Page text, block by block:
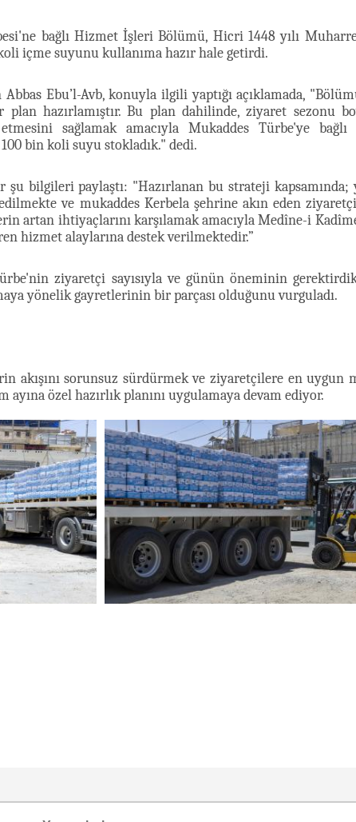
bağlı Hizmet İşleri Bölümü, Hicri 1448 yılı
içme suyunu kullanıma hazır hale getirdi.
Abbas Ebu’l-Avb, konuyla ilgili yaptığı açıklamada,
hazırlamıştır. Bu plan dahilinde, ziyaret sezonu
sağlamak amacıyla Mukaddes Türbe'ye bağlı
bin koli suyu stokladık." dedi.
şu bilgileri paylaştı: "Hazırlanan bu strateji
ve mukaddes Kerbela şehrine akın eden
artan ihtiyaçlarını karşılamak amacıyla Medîne-i
hizmet alaylarına destek verilmektedir.”
ziyaretçi sayısıyla ve günün öneminin
yönelik gayretlerinin bir parçası olduğunu vurguladı.
akışını sorunsuz sürdürmek ve ziyaretçilere en uygun
ayına özel hazırlık planını uygulamaya devam ediyor.